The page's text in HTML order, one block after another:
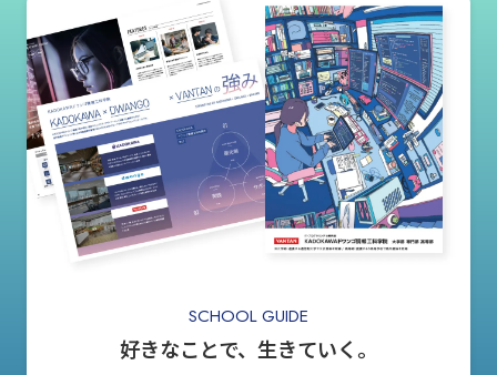
SCHOOL GUIDE
好きなことで、生きていく。